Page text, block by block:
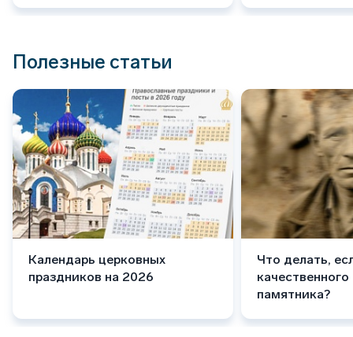
Полезные статьи
Календарь церковных
праздников на 2026
Что делать,
памятника?